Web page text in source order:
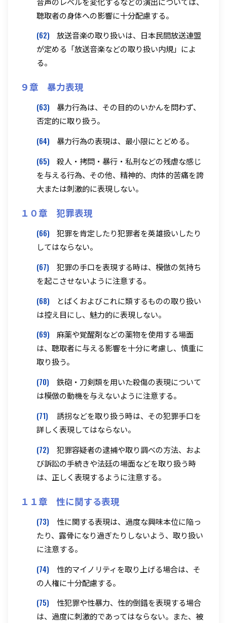
聴取者の身体への影響に十分配慮する。
(62)
放送音楽の取り扱いは、日本民間放送連盟
が定める「放送音楽などの取り扱い内規」によ
る。
９章 暴力表現
(63)
暴力行為は、その目的のいかんを問わず、
否定的に取り扱う。
(64)
暴力行為の表現は、最小限にとどめる。
(65)
殺人・拷問・暴行・私刑などの残虐な感じ
を与える行為、その他、精神的、肉体的苦痛を誇
大または刺激的に表現しない。
１０章 犯罪表現
(66)
犯罪を肯定したり犯罪者を英雄扱いしたり
してはならない。
(67)
犯罪の手口を表現する時は、模倣の気持ち
を起こさせないように注意する。
(68)
とばくおよびこれに類するものの取り扱い
は控え目にし、魅力的に表現しない。
(69)
麻薬や覚醒剤などの薬物を使用する場面
は、聴取者に与える影響を十分に考慮し、慎重に
取り扱う。
(70)
鉄砲・刀剣類を用いた殺傷の表現について
は模倣の動機を与えないように注意する。
(71)
誘拐などを取り扱う時は、その犯罪手口を
詳しく表現してはならない。
(72)
犯罪容疑者の逮捕や取り調べの方法、およ
び訴訟の手続きや法廷の場面などを取り扱う時
は、正しく表現するように注意する。
１１章 性に関する表現
(73)
性に関する表現は、過度な興味本位に陥っ
たり、露骨になり過ぎたりしないよう、取り扱い
に注意する。
(74)
性的マイノリティを取り上げる場合は、そ
の人権に十分配慮する。
(75)
性犯罪や性暴力、性的倒錯を表現する場合
は、過度に刺激的であってはならない。また、被